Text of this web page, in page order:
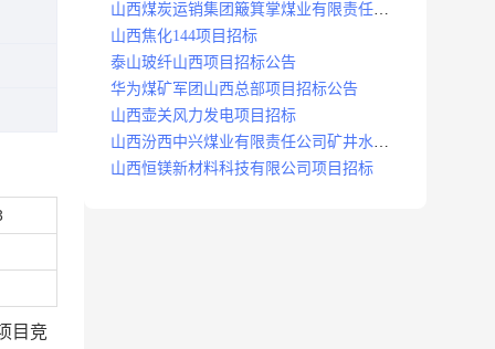
目竞
山西煤炭运销集团簸箕掌煤业有限责任公
司井田地面三维地震勘探项目招标
山西焦化144项目招标
泰山玻纤山西项目招标公告
华为煤矿军团山西总部项目招标公告
山西壶关风力发电项目招标
山西汾西中兴煤业有限责任公司矿井水处
理站升级改造项目招标
山西恒镁新材料科技有限公司项目招标